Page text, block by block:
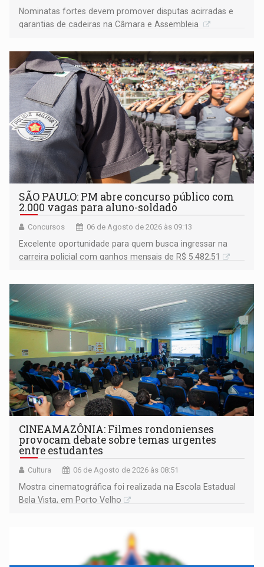
Nominatas fortes devem promover disputas acirradas e
garantias de cadeiras na Câmara e Assembleia
SÃO PAULO: PM abre concurso público com
2.000 vagas para aluno-soldado
Concursos 06 de Agosto de 2026 às 09:13
Excelente oportunidade para quem busca ingressar na
carreira policial com ganhos mensais de R$ 5.482,51
CINEAMAZÔNIA: Filmes rondonienses
provocam debate sobre temas urgentes
entre estudantes
Cultura 06 de Agosto de 2026 às 08:51
Mostra cinematográfica foi realizada na Escola Estadual
Bela Vista, em Porto Velho